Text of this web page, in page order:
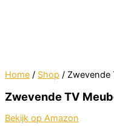
Home / Shop / Zwevende
Zwevende TV
Bekijk op Amazon